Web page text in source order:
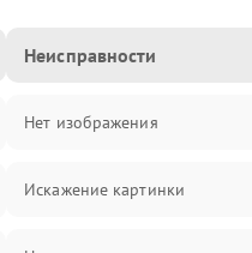
Неисправности
Нет изображения
Искажение картинки